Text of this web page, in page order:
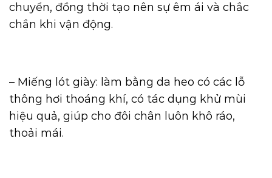
chuyển, đồng thời tạo nên sự êm ái và chắc
chắn khi vận động.
– Miếng lót giày: làm bằng da heo có các lỗ
thông hơi thoáng khí, có tác dụng khử mùi
hiệu quả, giúp cho đôi chân luôn khô ráo,
thoải mái.